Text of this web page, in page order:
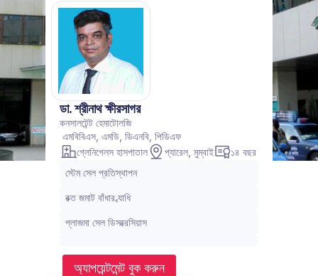
ডা. শ্রীনাথ ক্ষীরসাগর
কনসালটেন্ট হেমাটোলজি
এমবিবিএস, এমডি, ডিএনবি, পিডিএফ
গ্লেনিগেলস হাসপাতাল
প্যারেল, মুম্বাই
১৪ বছর
স্টেম সেল প্রতিস্থাপন
রক্ত জমাট বাঁধার ব্যাধি
প্লাজমা সেল ডিসক্রেসিয়াস
অ্যাপয়েন্টমেন্ট বুক করুন